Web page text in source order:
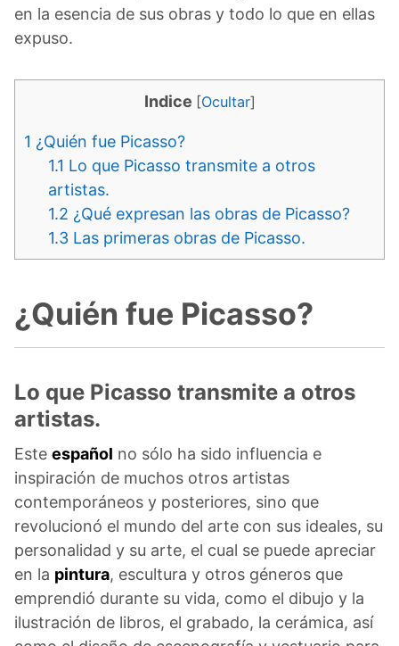
en la esencia de sus obras y todo lo que en ellas
expuso.
Indice [Ocultar]
1 ¿Quién fue Picasso?
1.1 Lo que Picasso transmite a otros
artistas.
1.2 ¿Qué expresan las obras de Picasso?
1.3 Las primeras obras de Picasso.
¿Quién fue Picasso?
Lo que Picasso transmite a otros
artistas.
Este español no sólo ha sido influencia e
inspiración de muchos otros artistas
contemporáneos y posteriores, sino que
revolucionó el mundo del arte con sus ideales, su
personalidad y su arte, el cual se puede apreciar
en la pintura, escultura y otros géneros que
emprendió durante su vida, como el dibujo y la
ilustración de libros, el grabado, la cerámica, así